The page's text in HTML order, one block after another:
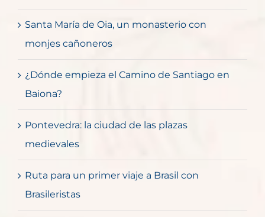
Santa María de Oia, un monasterio con
monjes cañoneros
¿Dónde empieza el Camino de Santiago en
Baiona?
Pontevedra: la ciudad de las plazas
medievales
Ruta para un primer viaje a Brasil con
Brasileristas